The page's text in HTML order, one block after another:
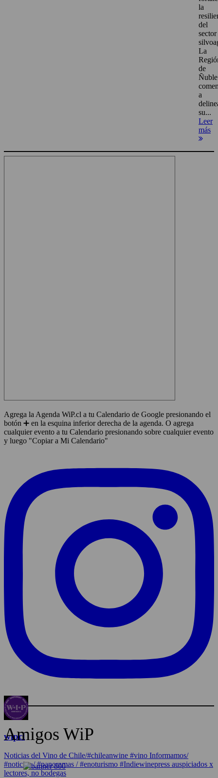
la
del
sector
La
de
Ñuble
a
su...
Leer
más
Agrega la Agenda WiP.cl a tu Calendario de Google presionando el
botón ➕ en la esquina inferior derecha de la agenda. O agrega
cualquier evento a tu Calendario presionando sobre cualquier evento
y luego "Copiar a Mi Calendario"
wipcl
Noticias del Vino de Chile/#chileanwine #vino Informamos/
#noticias / #panoramas / #enoturismo #Indiewinepress auspiciados x
lectores, no bodegas
Amigos WiP